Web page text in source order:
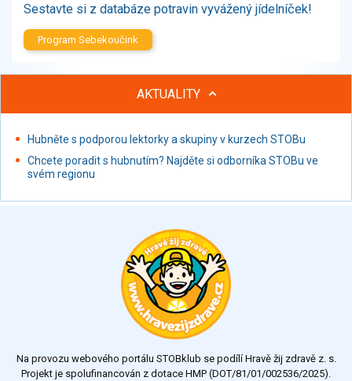
Sestavte si z databáze potravin vyvážený jídelníček!
Program Sebekoučink
AKTUALITY
Hubněte s podporou lektorky a skupiny v kurzech STOBu
Chcete poradit s hubnutím? Najděte si odborníka STOBu ve
svém regionu
Na provozu webového portálu STOBklub se podílí Hravě žij zdravě z. s.
Projekt je spolufinancován z dotace HMP (DOT/81/01/002536/2025).